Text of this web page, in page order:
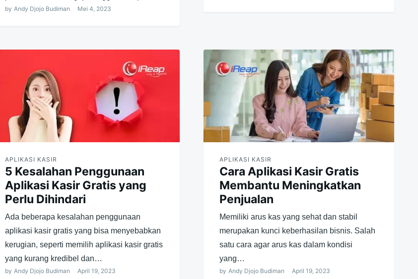
by Andy Djojo Budiman Mei 4, 2023
APLIKASI KASIR
5 Kesalahan Penggunaan
Aplikasi Kasir Gratis yang
Perlu Dihindari
Ada beberapa kesalahan penggunaan
aplikasi kasir gratis yang bisa menyebabkan
kerugian, seperti memilih aplikasi kasir gratis
yang kurang kredibel dan…
by Andy Djojo Budiman April 19, 2023
APLIKASI KASIR
Cara Aplikasi Kasir Gratis
Membantu Meningkatkan
Penjualan
Memiliki arus kas yang sehat dan stabil
merupakan kunci keberhasilan bisnis. Salah
satu cara agar arus kas dalam kondisi
yang…
by Andy Djojo Budiman April 19, 2023